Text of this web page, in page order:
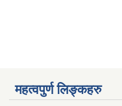
महत्वपुर्ण लिङ्कहरु